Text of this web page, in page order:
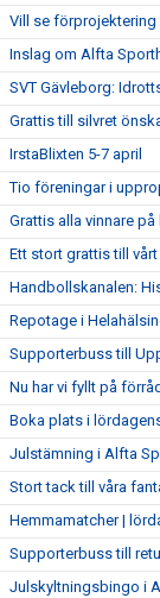
Vill se
Inslag om Alfta
SVT Gävleborg:
Grattis till silvret
IrstaBlixten 5-7 april
Tio föreningar i
Grattis alla vinnare
Ett stort grattis till vårt
Handbollskanalen:
Repotage i
Supporterbuss till
Nu har vi fyllt på
Boka plats i
Julstämning i Alfta
Stort tack till våra
Hemmamatcher |
Supporterbuss till
Julskyltningsbingo i